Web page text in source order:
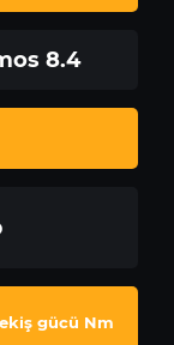
8.4
gücü Nm